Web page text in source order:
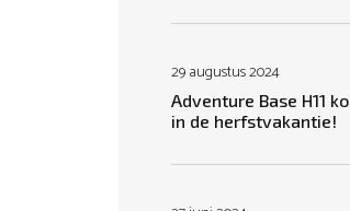
29 augustus 2024
Adventure Base H11
in de herfstvakantie!